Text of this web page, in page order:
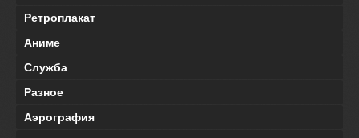
Ретроплакат
Аниме
Служба
Разное
Аэрография